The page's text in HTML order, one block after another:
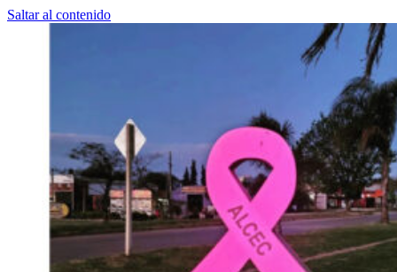
Saltar al contenido